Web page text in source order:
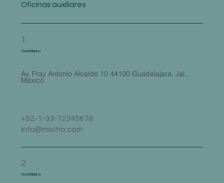
Oficinas auxiliares
1
Guadalajara
Av. Fray Antonio Alcalde 10 44100 Guadalajara, Jal.,
México
+52-1-33-12345678
info@misitio.com
2
Guadalajara